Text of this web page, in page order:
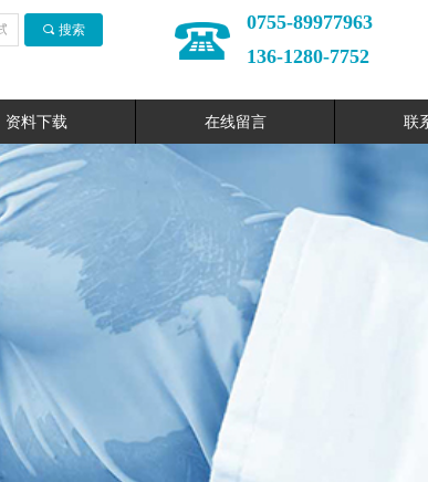
끠 搜索
0755-89977963
136-1280-7752
资料下载 在线留言 联